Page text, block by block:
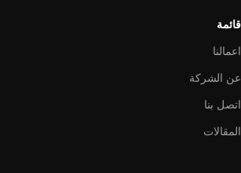
قائمة
اعمالنا
عن الشركة
اتصل بنا
المقالات